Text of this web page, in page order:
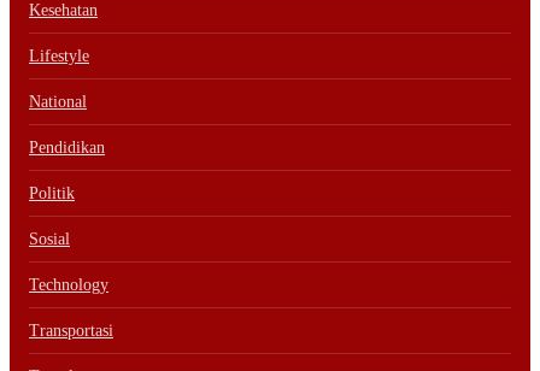
Kesehatan
Lifestyle
National
Pendidikan
Politik
Sosial
Technology
Transportasi